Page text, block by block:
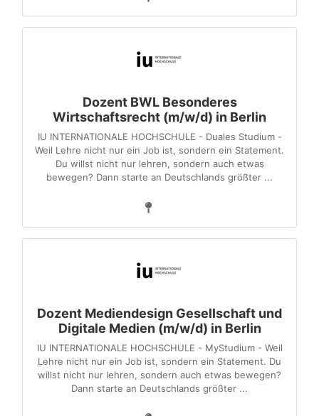
Dozent BWL Besonderes
Wirtschaftsrecht (m/w/d) in Berlin
IU INTERNATIONALE HOCHSCHULE - Duales Studium -
Weil Lehre nicht nur ein Job ist, sondern ein Statement.
Du willst nicht nur lehren, sondern auch etwas
bewegen? Dann starte an Deutschlands größter ...
Dozent Mediendesign Gesellschaft und
Digitale Medien (m/w/d) in Berlin
IU INTERNATIONALE HOCHSCHULE - MyStudium - Weil
Lehre nicht nur ein Job ist, sondern ein Statement. Du
willst nicht nur lehren, sondern auch etwas bewegen?
Dann starte an Deutschlands größter ...